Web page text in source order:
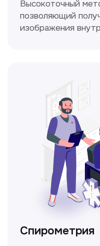
уха, горла и носа с
современных методик.
Прайс-
Не нашли
Заполните
уточним!